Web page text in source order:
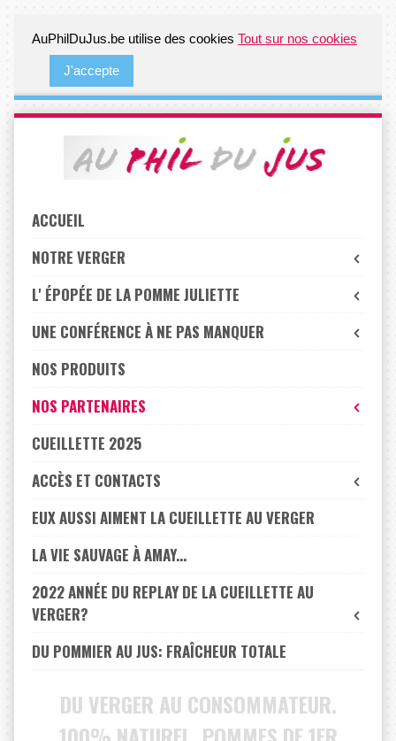
AuPhilDuJus.be utilise des cookies Tout sur nos cookies
J'accepte
navigation
ACCUEIL
NOTRE VERGER
L' ÉPOPÉE DE LA POMME JULIETTE
UNE CONFÉRENCE À NE PAS MANQUER
NOS PRODUITS
NOS PARTENAIRES
CUEILLETTE 2025
ACCÈS ET CONTACTS
EUX AUSSI AIMENT LA CUEILLETTE AU VERGER
LA VIE SAUVAGE À AMAY...
2022 ANNÉE DU REPLAY DE LA CUEILLETTE AU
VERGER?
DU POMMIER AU JUS: FRAÎCHEUR TOTALE
DU VERGER AU CONSOMMATEUR.